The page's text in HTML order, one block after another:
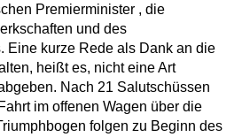
Premierminister , die
und des
Eine kurze Rede als Dank an die
heißt es, nicht eine Art
Nach 21 Salutschüssen
im offenen Wagen über die
folgen zu Beginn des